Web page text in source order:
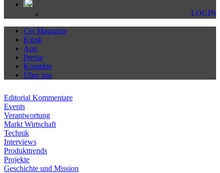
LOGIN
Cer Magazine
Kiosk
App
Presse
Kontakte
Über uns
Editorial Kommentare
Events
Verantwortung
Markt Wirtschaft
Technik
Interviews
Produkttrends
Projekte
Geschichte und Mission